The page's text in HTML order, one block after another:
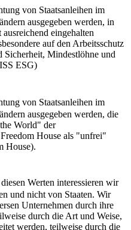
von Staatsanleihen im
ausgegeben werden, in
eingehalten
auf den Arbeitsschutz
Sicherheit, Mindestlöhne und
ESG)
von Staatsanleihen im
ausgegeben werden, die
World" der
House als "unfrei"
House).
Werten interessieren wir
und nicht von Staaten. Wir
Unternehmen durch ihre
durch die Art und Weise,
werden, teilweise durch die